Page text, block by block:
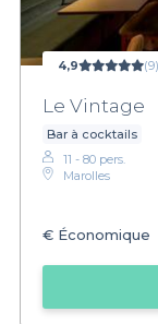
4,9 (9)
Le Vintage
Bar à cocktails
11 - 80 pers.
Marolles
€ Économique